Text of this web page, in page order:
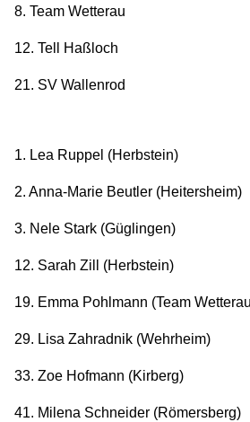
8. Team Wetterau
12. Tell Haßloch
21. SV Wallenrod
1. Lea Ruppel
2. Anna-Marie Beutler
3. Nele Stark
12. Sarah Zill
19. Emma Pohlmann (Team
29. Lisa Zahradnik
33. Zoe Hofmann
41. Milena Schneider